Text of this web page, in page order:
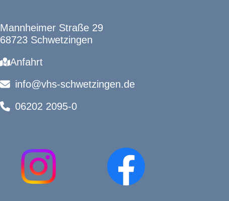
Mannheimer Straße 29
68723 Schwetzingen
Anfahrt
info@vhs-schwetzingen.de
06202 2095-0